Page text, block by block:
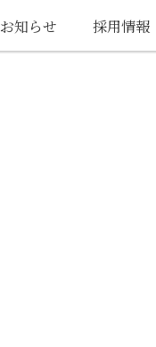
お知らせ 採用情報